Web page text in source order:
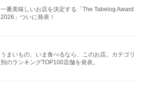
一番美味しいお店を決定する「The Tabelog Award
2026」ついに発表！
うまいもの、いま食べるなら、このお店。カテゴリ
別のランキングTOP100店舗を発表。